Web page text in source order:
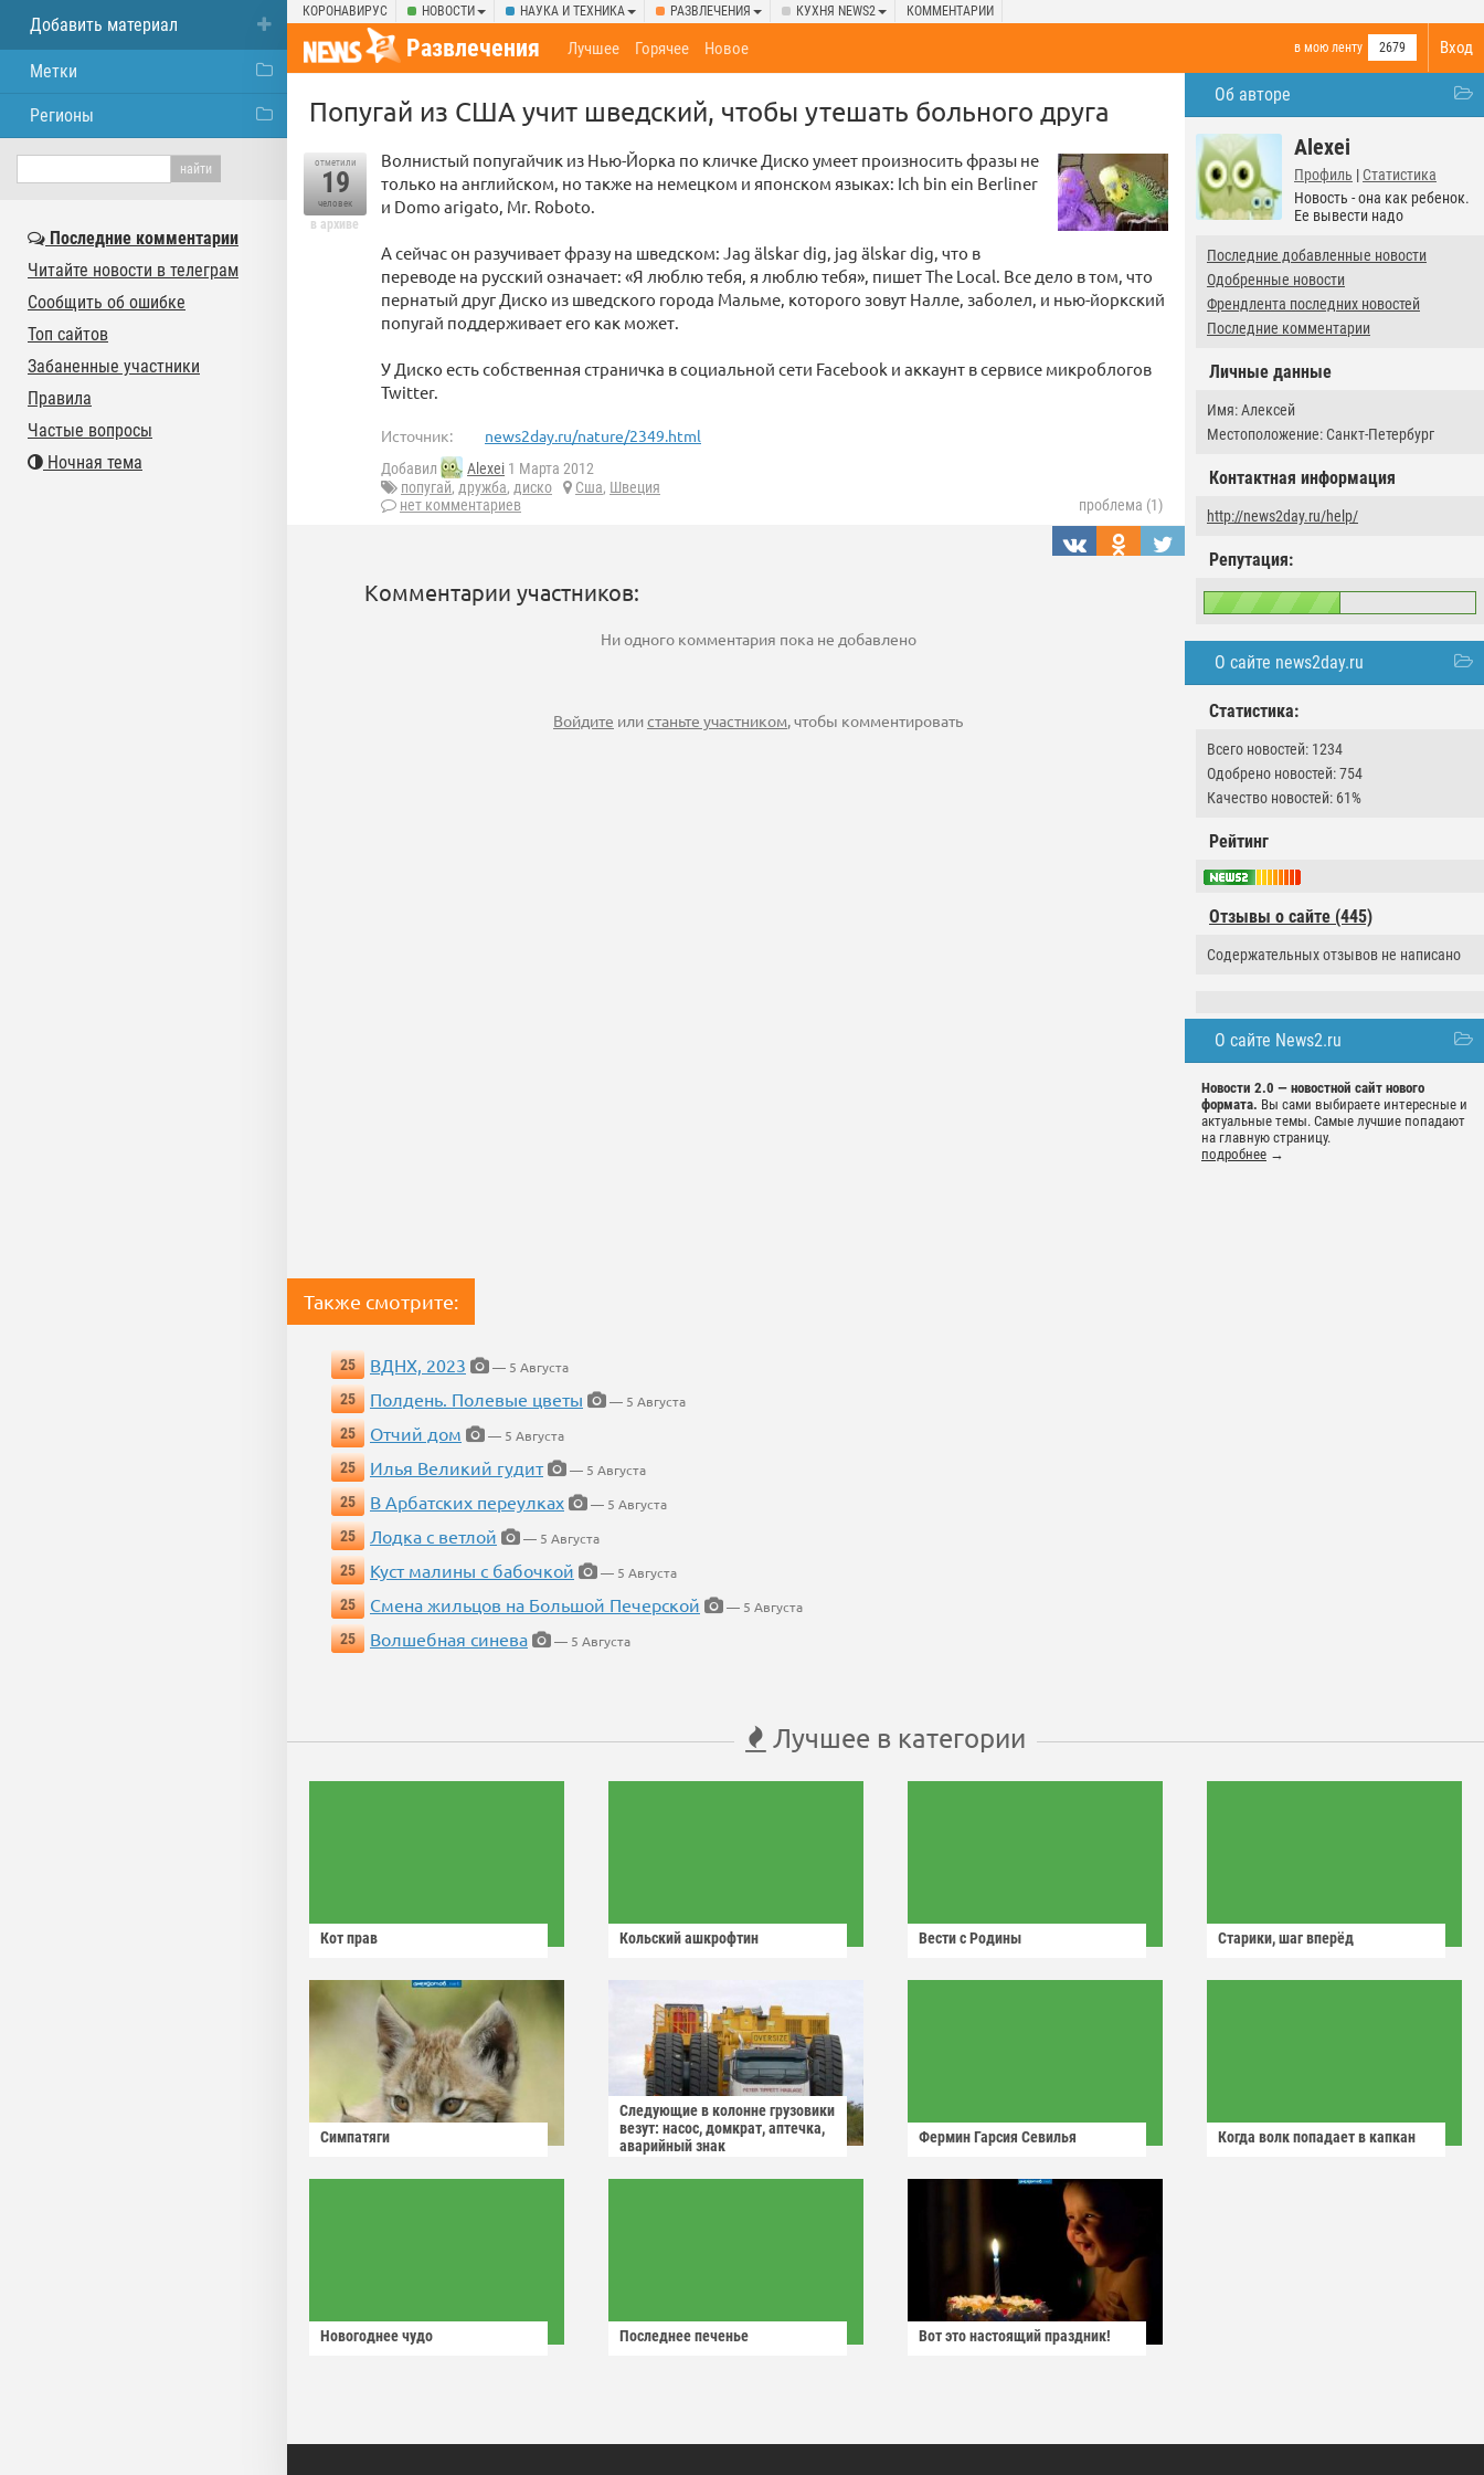
КОРОНАВИРУС НОВОСТИ НАУКА И ТЕХНИКА РАЗВЛЕЧЕНИЯ КУХНЯ NEWS2 КОММЕНТАРИИ
Вход
Развлечения в мою ленту 2679
Лучшее Горячее Новое
Об авторе
Alexei
Профиль | Статистика
Новость - она как ребенок.
Ее вывести надо
Последние добавленные новости
Одобренные новости
Френдлента последних новостей
Последние комментарии
Личные данные
Имя: Алексей
Местоположение: Санкт-Петербург
Контактная информация
http://news2day.ru/help/
Репутация:
О сайте news2day.ru
Статистика:
Всего новостей: 1234
Одобрено новостей: 754
Качество новостей: 61%
Рейтинг
Отзывы о сайте (445)
Содержательных отзывов не написано
О сайте News2.ru
Новости 2.0 — новостной сайт нового
формата. Вы сами выбираете интересные и
актуальные темы. Самые лучшие попадают
на главную страницу.
подробнее →
Попугай из США учит шведский, чтобы утешать больного друга
отметили
19
человек
в архиве
Волнистый попугайчик из Нью-Йорка по кличке Диско умеет произносить фразы не
только на английском, но также на немецком и японском языках: Ich bin ein Berliner
и Domo arigato, Mr. Roboto.
А сейчас он разучивает фразу на шведском: Jag älskar dig, jag älskar dig, что в
переводе на русский означает: «Я люблю тебя, я люблю тебя», пишет The Local. Все дело в том, что
пернатый друг Диско из шведского города Мальме, которого зовут Налле, заболел, и нью-йоркский
попугай поддерживает его как может.
У Диско есть собственная страничка в социальной сети Facebook и аккаунт в сервисе микроблогов
Twitter.
Источник: news2day.ru/nature/2349.html
Добавил Alexei 1 Марта 2012
попугай, дружба, диско Сша, Швеция
нет комментариев
проблема (1)
Комментарии участников:
Ни одного комментария пока не добавлено
Войдите илистаньте участником, чтобы комментировать
Также смотрите:
25 ВДНХ, 2023
— 5 Августа
25
Полдень. Полевые цветы
— 5 Августа
25
Отчий дом
— 5 Августа
25
Илья Великий гудит
— 5 Августа
25
В Арбатских переулках
— 5 Августа
25
Лодка с ветлой
— 5 Августа
25
Куст малины с бабочкой
— 5 Августа
25
Смена жильцов на Большой Печерской
— 5 Августа
25
Волшебная синева — 5 Августа
Лучшее в категории
Кот прав Кольский ашкрофтин Вести с Родины Старики, шаг вперёд
Симпатяги
Следующие в колонне грузовики
везут: насос, домкрат, аптечка,
аварийный знак
Фермин Гарсия Севилья Когда волк попадает в капкан
Новогоднее чудо Последнее печенье Вот это настоящий праздник!
Добавить материал
Метки
Регионы
Последние комментарии
Читайте новости в телеграм
Сообщить об ошибке
Топ сайтов
Забаненные участники
Правила
Частые вопросы
Ночная тема